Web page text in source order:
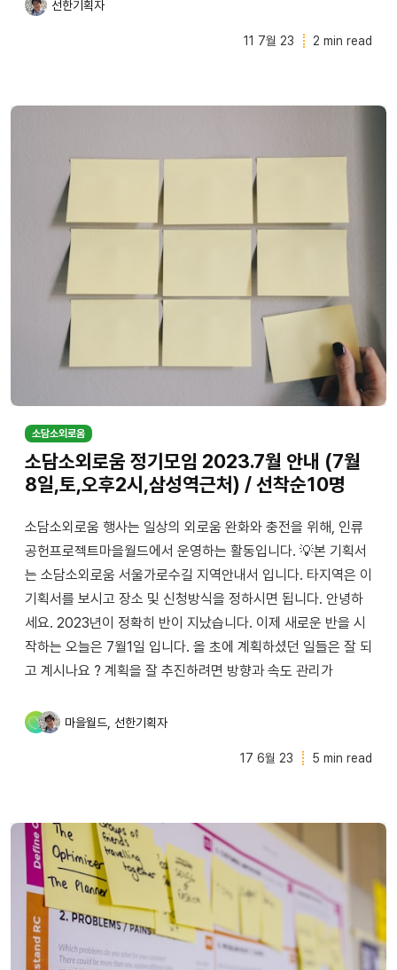
선한기획자
11 7월 23 2 min read
소담소외로움
소담소외로움 정기모임 2023.7월 안내 (7월
8일,토,오후2시,삼성역근처) / 선착순10명
소담소외로움 행사는 일상의 외로움 완화와 충전을 위해, 인류
공헌프로젝트마을월드에서 운영하는 활동입니다. 💡본 기획서
는 소담소외로움 서울가로수길 지역안내서 입니다. 타지역은 이
기획서를 보시고 장소 및 신청방식을 정하시면 됩니다. 안녕하
세요. 2023년이 정확히 반이 지났습니다. 이제 새로운 반을 시
작하는 오늘은 7월1일 입니다. 올 초에 계획하셨던 일들은 잘 되
고 계시나요 ? 계획을 잘 추진하려면 방향과 속도 관리가
마을월드, 선한기획자
17 6월 23 5 min read